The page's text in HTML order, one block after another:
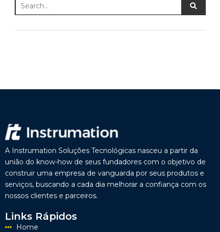
A Instrumation Soluções Tecnológicas nasceu a partir da
união do know-how de seus fundadores com o objetivo de
construir uma empresa de vanguarda por seus produtos e
serviços, buscando a cada dia melhorar a confiança com os
nossos clientes e parceiros.
Links Rápidos
Home